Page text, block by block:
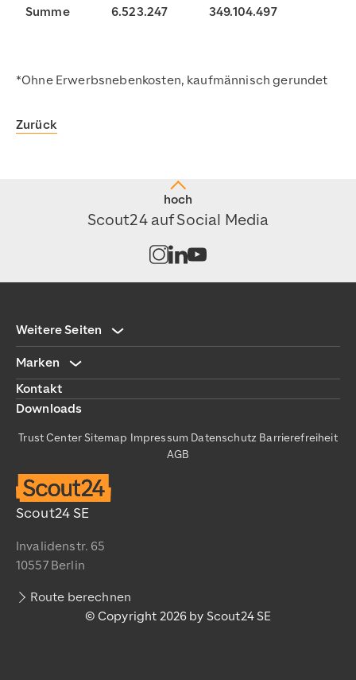
Summe 6.523.247 349.104.497
*Ohne Erwerbsnebenkosten, kaufmännisch gerundet
Zurück
hoch
Scout24 auf Social Media
Kanal auf Instagram öffnen
Kanal auf LinkedIn öffnen
Weitere Seiten
Marken
Kontakt
Downloads
Scout24 SE
Invalidenstr. 65
10557 Berlin
Route berechnen
Trust CenterSitemap Impressum Datenschutz Barrierefreiheit
AGB
© Copyright 2026 by Scout24 SE